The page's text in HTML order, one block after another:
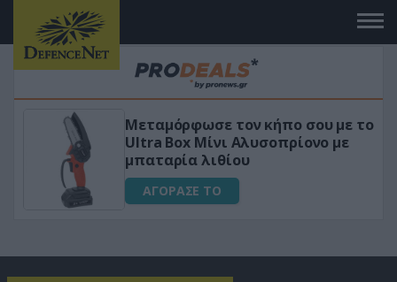
«Μαγική» φόρμουλα τριβόλι + VIP
για αύξηση της λίμπιντο
ΑΓΟΡΑΣΕ ΤΟ